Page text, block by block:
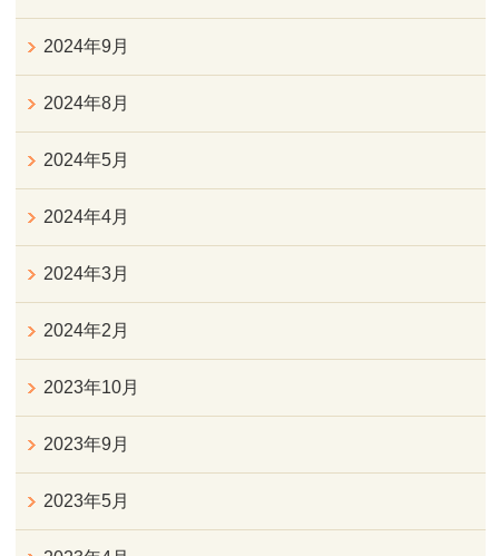
2024年9月
2024年8月
2024年5月
2024年4月
2024年3月
2024年2月
2023年10月
2023年9月
2023年5月